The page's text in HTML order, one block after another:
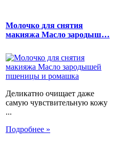
Молочко для снятия
макияжа Масло зародыш…
Деликатно очищает даже
самую чувствительную кожу
...
Подробнее »